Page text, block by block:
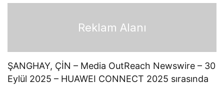
Reklam Alanı
ŞANGHAY, ÇİN – Media OutReach Newswire – 30
Eylül 2025 – HUAWEI CONNECT 2025 sırasında